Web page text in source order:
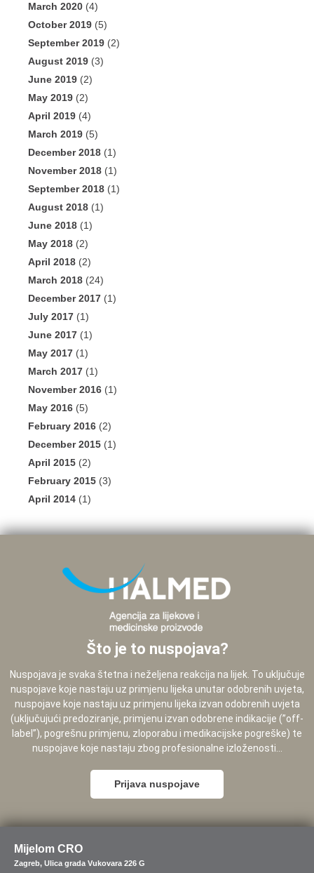
March 2020 (4)
October 2019 (5)
September 2019 (2)
August 2019 (3)
June 2019 (2)
May 2019 (2)
April 2019 (4)
March 2019 (5)
December 2018 (1)
November 2018 (1)
September 2018 (1)
August 2018 (1)
June 2018 (1)
May 2018 (2)
April 2018 (2)
March 2018 (24)
December 2017 (1)
July 2017 (1)
June 2017 (1)
May 2017 (1)
March 2017 (1)
November 2016 (1)
May 2016 (5)
February 2016 (2)
December 2015 (1)
April 2015 (2)
February 2015 (3)
April 2014 (1)
Što je to nuspojava?
Nuspojava je svaka štetna i neželjena reakcija na lijek. To uključuje
nuspojave koje nastaju uz primjenu lijeka unutar odobrenih uvjeta,
nuspojave koje nastaju uz primjenu lijeka izvan odobrenih uvjeta
(uključujući predoziranje, primjenu izvan odobrene indikacije (”off-
label”), pogrešnu primjenu, zloporabu i medikacijske pogreške) te
nuspojave koje nastaju zbog profesionalne izloženosti...
Prijava nuspojave
Mijelom CRO
Zagreb, Ulica grada Vukovara 226 G